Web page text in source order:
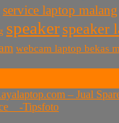
service laptop malang
speaker speaker
webcam laptop bekas
Suku Cadang Part
Bekas
– Jual
-Tipsfoto